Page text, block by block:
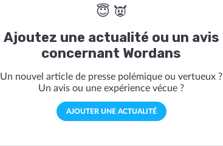
😇 👿
Ajoutez une actualité ou un avis
concernant Wordans
Un nouvel article de presse polémique ou vertueux ?
Un avis ou une expérience vécue ?
AJOUTER UNE ACTUALITÉ